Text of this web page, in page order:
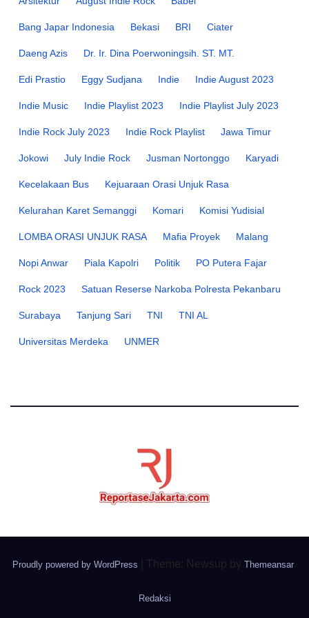
Bang Japar Indonesia Bekasi BRI Ciater
Daeng Azis Dr. Ir. Dina Poerwoningsih. ST. MT.
Edi Prastio Eggy Sudjana Indie Indie August 2023
Indie Music Indie Playlist 2023 Indie Playlist July 2023
Indie Rock July 2023 Indie Rock Playlist Jawa Timur
Jokowi July Indie Rock Jusman Nortonggo Karyadi
Kecelakaan Bus Kejuaraan Orasi Unjuk Rasa
Kelurahan Karet Semanggi Komari Komisi Yudisial
LOMBA ORASI UNJUK RASA Mafia Proyek Malang
Nopi Anwar Piala Kapolri Politik PO Putera Fajar
Rock 2023 Satuan Reserse Narkoba Polresta Pekanbaru
Surabaya Tanjung Sari TNI TNI AL
Universitas Merdeka UNMER
Proudly powered by WordPress Theme: Newsup by Themeansar.
Redaksi